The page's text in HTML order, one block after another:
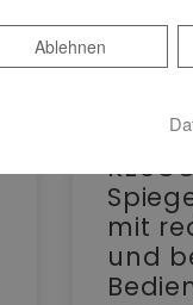
mit
und
Ablehnen
Ablehnen